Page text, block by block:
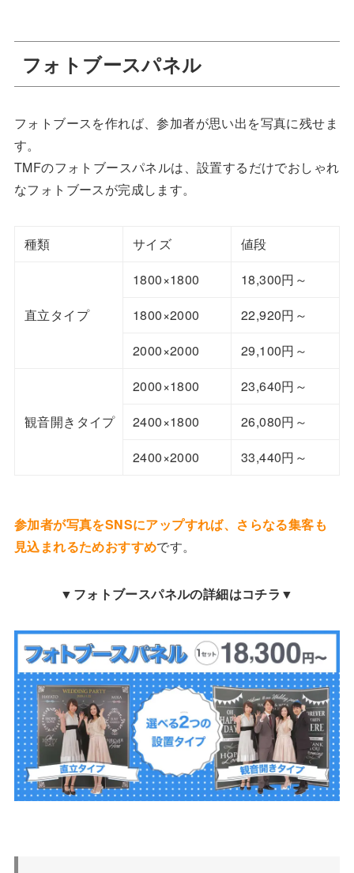
フォトブースパネル
フォトブースを作れば、参加者が思い出を写真に残せま
す。
TMFのフォトブースパネルは、設置するだけでおしゃれ
なフォトブースが完成します。
種類 サイズ 値段
直立タイプ
1800×1800
18,300円～
1800×2000
22,920円～
2000×2000
29,100円～
観音開きタイプ
2000×1800
23,640円～
2400×1800
26,080円～
2400×2000
33,440円～
参加者が写真をSNSにアップすれば、さらなる集客も
見込まれるためおすすめです。
▼フォトブースパネルの詳細はコチラ▼